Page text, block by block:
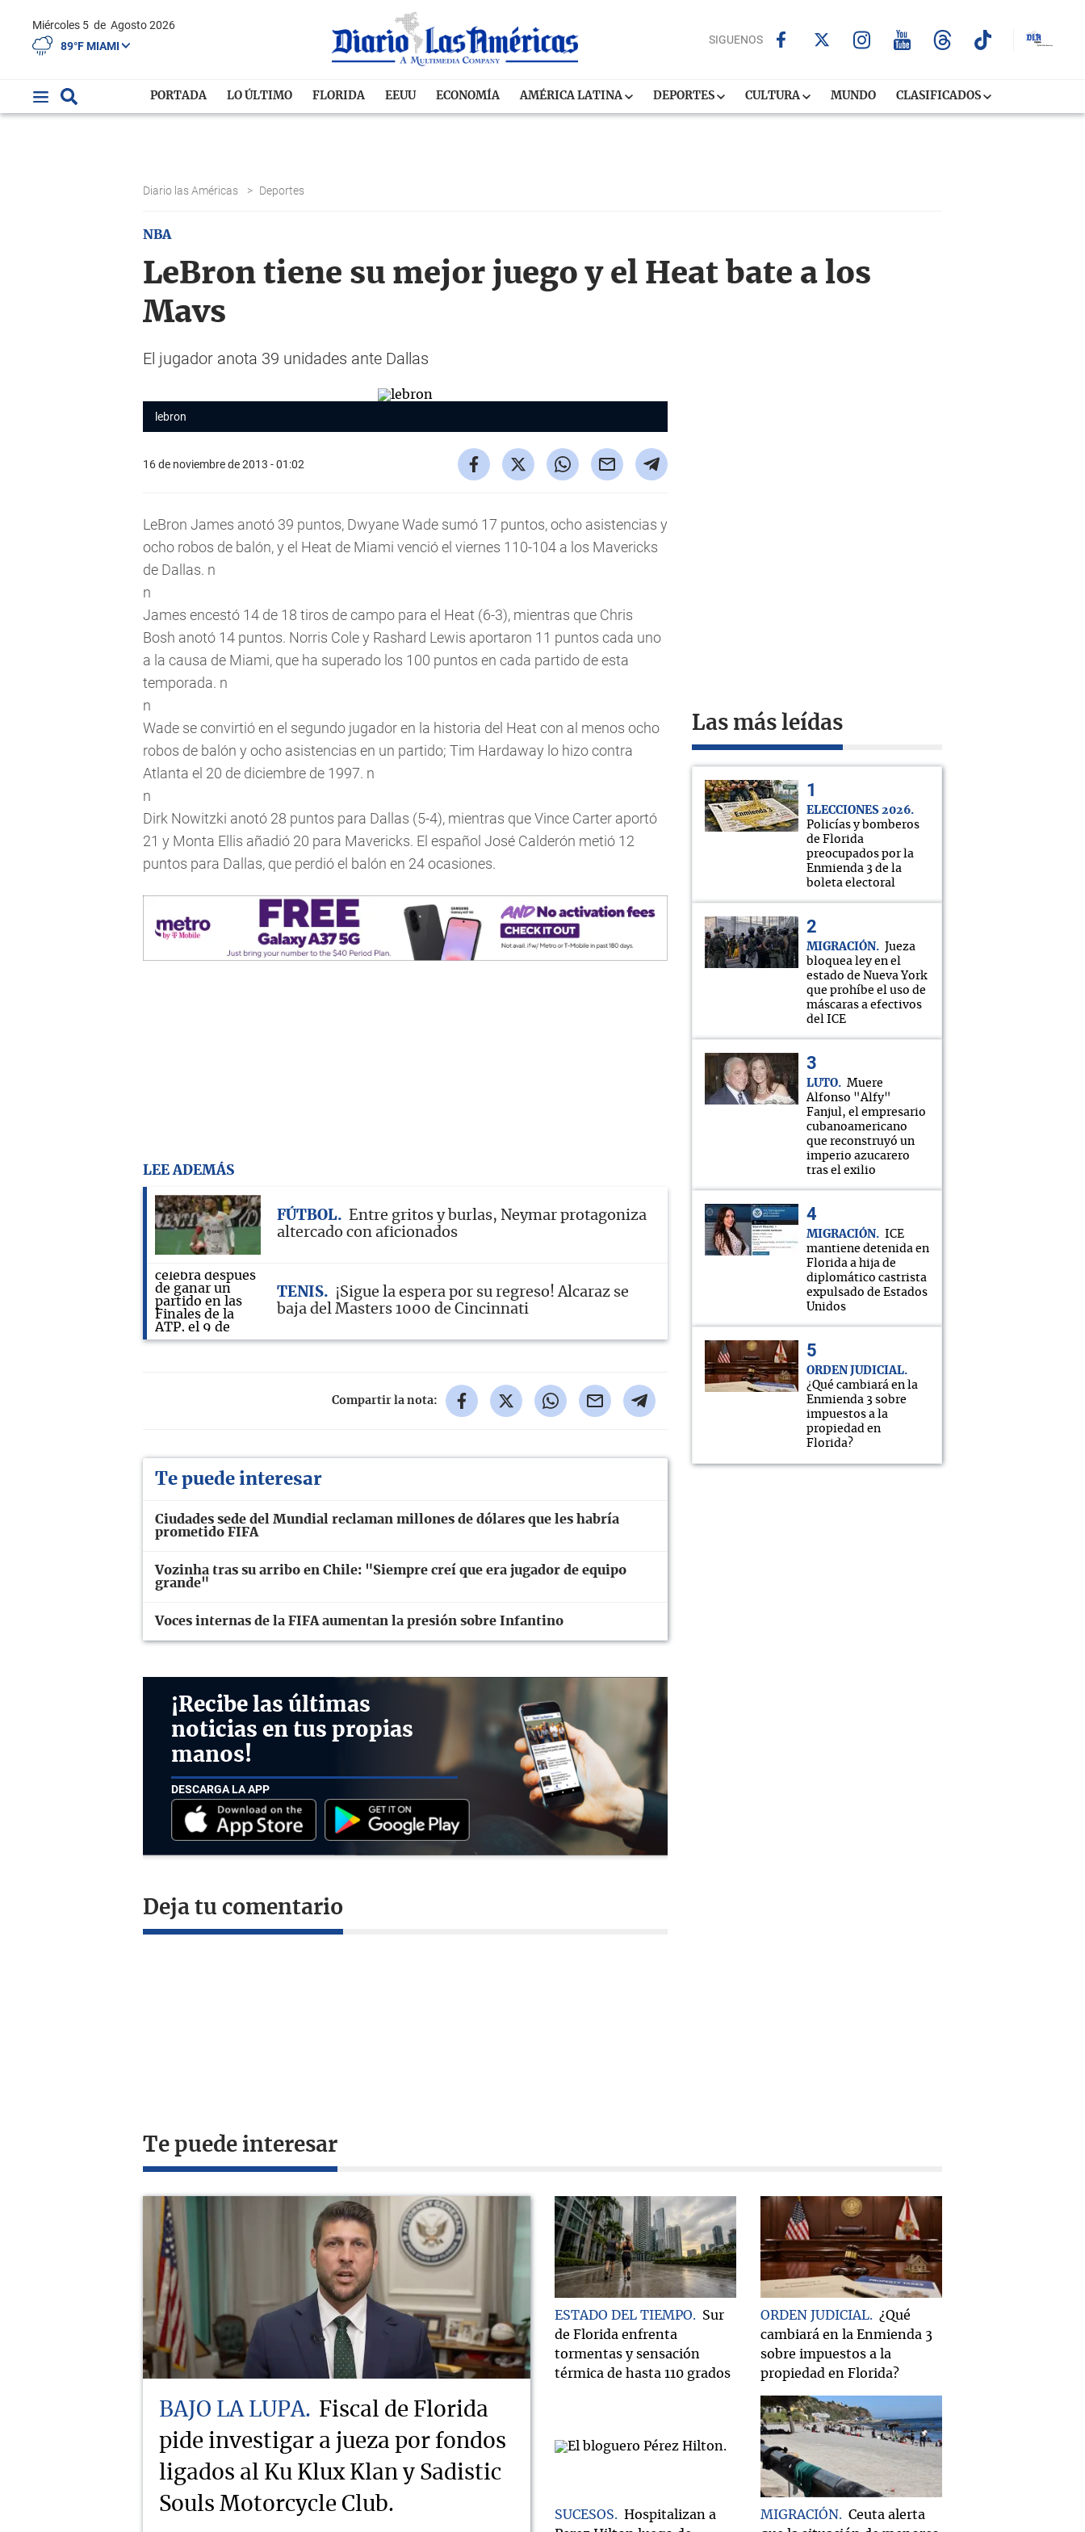
Miércoles 5 de Agosto 2026
89°F MIAMI
SIGUENOS
PORTADA LO ÚLTIMO FLORIDA EEUU ECONOMÍA AMÉRICA LATINA DEPORTES CULTURA MUNDO CLASIFICADOS
Diario las Américas > Deportes
NBA
LeBron tiene su mejor juego y el Heat bate a los
Mavs
El jugador anota 39 unidades ante Dallas
lebron
16 de noviembre de 2013 - 01:02
LeBron James anotó 39 puntos, Dwyane Wade sumó 17 puntos, ocho asistencias y
ocho robos de balón, y el Heat de Miami venció el viernes 110-104 a los Mavericks
de Dallas. n
n
James encestó 14 de 18 tiros de campo para el Heat (6-3), mientras que Chris
Bosh anotó 14 puntos. Norris Cole y Rashard Lewis aportaron 11 puntos cada uno
a la causa de Miami, que ha superado los 100 puntos en cada partido de esta
temporada. n
n
Wade se convirtió en el segundo jugador en la historia del Heat con al menos ocho
robos de balón y ocho asistencias en un partido; Tim Hardaway lo hizo contra
Atlanta el 20 de diciembre de 1997. n
n
Dirk Nowitzki anotó 28 puntos para Dallas (5-4), mientras que Vince Carter aportó
21 y Monta Ellis añadió 20 para Mavericks. El español José Calderón metió 12
puntos para Dallas, que perdió el balón en 24 ocasiones.
LEE ADEMÁS
FÚTBOL
Entre gritos y burlas, Neymar protagoniza
altercado con aficionados
TENIS
¡Sigue la espera por su regreso! Alcaraz se
baja del Masters 1000 de Cincinnati
Compartir la nota:
Te puede interesar
Ciudades sede del Mundial reclaman millones de dólares que les habría
prometido FIFA
Vozinha tras su arribo en Chile: "Siempre creí que era jugador de equipo
grande"
Voces internas de la FIFA aumentan la presión sobre Infantino
¡Recibe las últimas
noticias en tus propias
manos!
DESCARGA LA APP
Deja tu comentario
Las más leídas
ELECCIONES 2026
Policías y bomberos
de Florida
preocupados por la
Enmienda 3 de la
boleta electoral
MIGRACIÓN
Jueza
bloquea ley en el
estado de Nueva York
que prohíbe el uso de
máscaras a efectivos
del ICE
LUTO
Muere
Alfonso "Alfy"
Fanjul, el empresario
cubanoamericano
que reconstruyó un
imperio azucarero
tras el exilio
MIGRACIÓN
ICE
mantiene detenida en
Florida a hija de
diplomático castrista
expulsado de Estados
Unidos
ORDEN JUDICIAL
¿Qué cambiará en la
Enmienda 3 sobre
impuestos a la
propiedad en
Florida?
Te puede interesar
BAJO LA LUPA
Fiscal de Florida
pide investigar a jueza por fondos
ligados al Ku Klux Klan y Sadistic
Souls Motorcycle Club.
ESTADO DEL TIEMPO
Sur
de Florida enfrenta
tormentas y sensación
térmica de hasta 110 grados
ORDEN JUDICIAL
¿Qué
cambiará en la Enmienda 3
sobre impuestos a la
propiedad en Florida?
SUCESOS
Hospitalizan a
MIGRACIÓN
Ceuta alerta